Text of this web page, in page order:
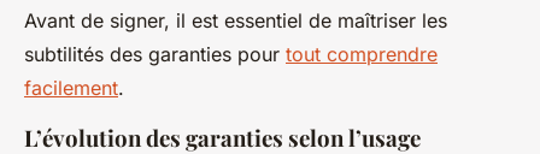
Avant de signer, il est essentiel de maîtriser les
subtilités des garanties pour tout comprendre
facilement.
L’évolution des garanties selon l’usage